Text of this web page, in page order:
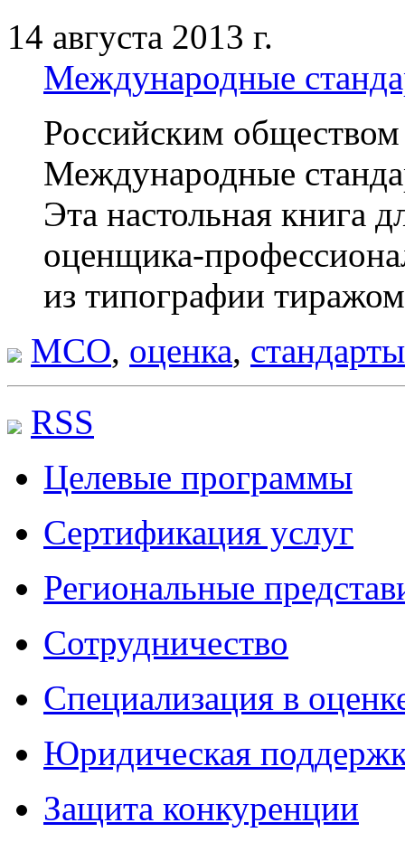
14 августа 2013 г.
Международные
Российским
Международные
Эта настольная книга
оценщика-
из типографии
МСО, оценка, стандарты
RSS
Целевые программы
Сертификация услуг
Региональные
Сотрудничество
Специализация в
Юридическая
Защита конкуренции